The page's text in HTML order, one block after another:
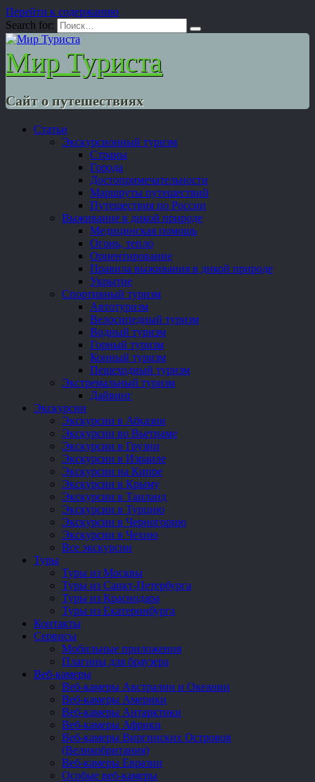
Перейти к содержанию
Search for:
Мир Туриста
Сайт о путешествиях
Статьи
Экскурсионный туризм
Страны
Города
Достопримечательности
Маршруты путешествий
Путешествия по России
Выживание в дикой природе
Медицинская помощь
Огонь, тепло
Ориентирование
Правила выживания в дикой природе
Укрытие
Спортивный туризм
Автотуризм
Велосипедный туризм
Водный туризм
Горный туризм
Конный туризм
Пешеходный туризм
Экстремальный туризм
Дайвинг
Экскурсии
Экскурсии в Абхазии
Экскурсии во Вьетнаме
Экскурсии в Грузии
Экскурсии в Израиле
Экскурсии на Кипре
Экскурсии в Крыму
Экскурсии в Таиланд
Экскурсии в Турцию
Экскурсии в Черногорию
Экскурсии в Чехию
Все экскурсии
Туры
Туры из Москвы
Туры из Санкт-Петербурга
Туры из Краснодара
Туры из Екатеринбурга
Контакты
Сервисы
Мобильные приложения
Плагины для браузера
Веб-камеры
Веб-камеры Австралии и Океании
Веб-камеры Америки
Веб-камеры Антарктики
Веб-камеры Африки
Веб-камеры Виргинских Островов
(Великобритания)
Веб-камеры Евразии
Особые веб-камеры